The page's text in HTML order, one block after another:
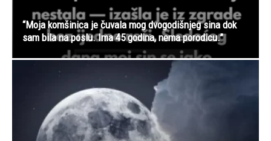
“Moja komšinica je čuvala mog dvogodišnjeg sina dok
sam bila na poslu. Ima 45 godina, nema porodicu.”